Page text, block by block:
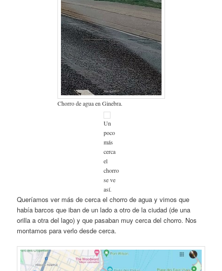
Chorro de agua en Ginebra.
Un
poco
más
cerca
el
chorro
se ve
así.
Queríamos ver más de cerca el chorro de agua y vimos que
había barcos que iban de un lado a otro de la ciudad (de una
orilla a otra del lago) y que pasaban muy cerca del chorro. Nos
montamos para verlo desde cerca.